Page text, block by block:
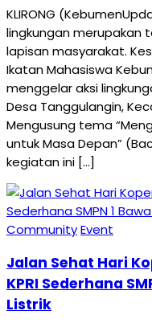
KLIRONG
lingkungan merupakan
lapisan masyarakat.
Ikatan Mahasiswa
menggelar aksi
Desa Tanggulangin,
Mengusung tema
untuk Masa Depan”
kegiatan ini […]
CommunityEvent
Jalan Sehat Hari
KPRI Sederhana
Listrik